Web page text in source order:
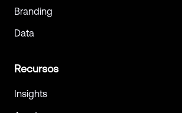
Branding
Data
Recursos
Insights